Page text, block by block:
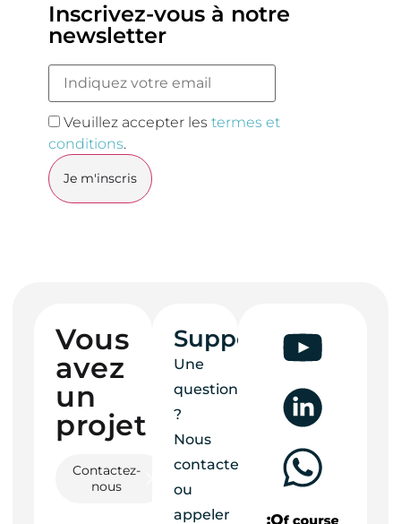
Inscrivez-vous à notre
newsletter
Veuillez accepter lestermes et
conditions.
Vous
avez
un
projet ?
Contactez-
nous
Support
Une
question
?
Nous
contacter
ou
appeler